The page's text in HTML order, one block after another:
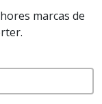
marcas de